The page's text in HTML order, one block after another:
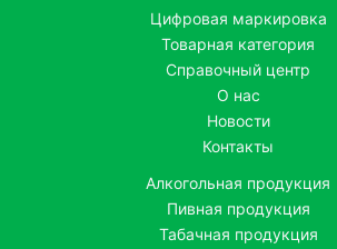
Цифровая маркировка
Товарная категория
Справочный центр
О нас
Новости
Контакты
Алкогольная продукция
Пивная продукция
Табачная продукция